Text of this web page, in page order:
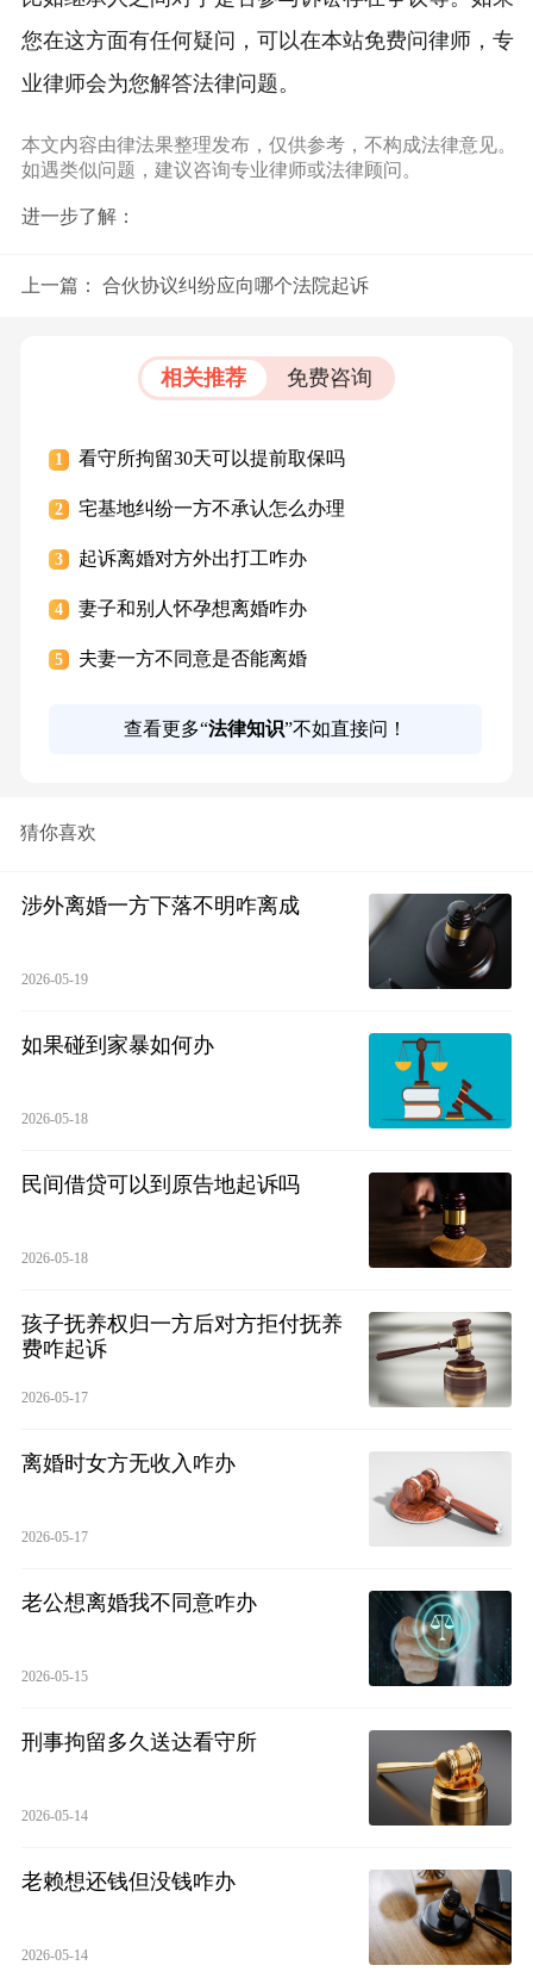
您在这方面有任何疑问，可以在本站免费问律师，专
业律师会为您解答法律问题。
本文内容由律法果整理发布，仅供参考，不构成法律意见。
如遇类似问题，建议咨询专业律师或法律顾问。
进一步了解：
上一篇： 合伙协议纠纷应向哪个法院起诉
相关推荐 免费咨询
1 看守所拘留30天可以提前取保吗
2 宅基地纠纷一方不承认怎么办理
3 起诉离婚对方外出打工咋办
4 妻子和别人怀孕想离婚咋办
5 夫妻一方不同意是否能离婚
查看更多“法律知识”不如直接问！
猜你喜欢
涉外离婚一方下落不明咋离成
2026-05-19
如果碰到家暴如何办
2026-05-18
民间借贷可以到原告地起诉吗
2026-05-18
孩子抚养权归一方后对方拒付抚养
费咋起诉
2026-05-17
离婚时女方无收入咋办
2026-05-17
老公想离婚我不同意咋办
2026-05-15
刑事拘留多久送达看守所
2026-05-14
老赖想还钱但没钱咋办
2026-05-14